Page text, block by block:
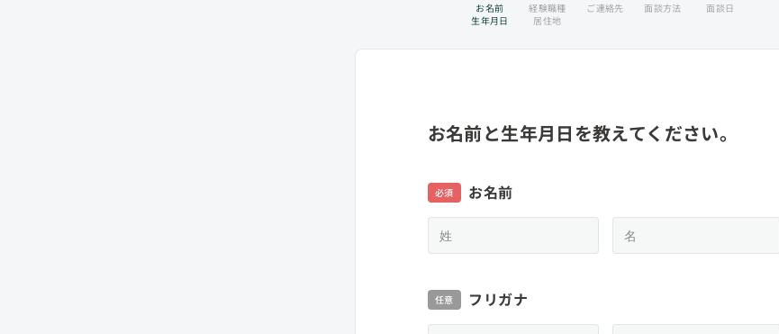
お名前
生年月日
経験職種
居住地
ご連絡先 面談方法 面談日
お名前と生年月日を教えてください。
お名前
必須
フリガナ
任意